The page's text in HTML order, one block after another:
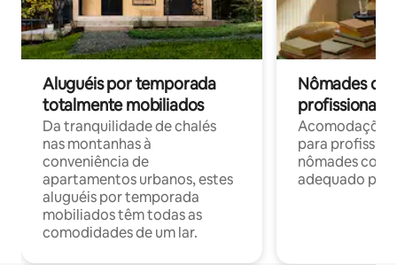
Aluguéis por temporada
totalmente mobiliados
Da tranquilidade de chalés
nas montanhas à
conveniência de
apartamentos urbanos, estes
aluguéis por temporada
mobiliados têm todas as
comodidades de um lar.
Nômades
profissionais
para
nômades com
adequado